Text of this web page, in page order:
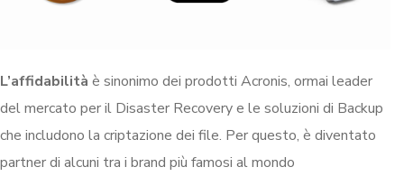
L’affidabilità è sinonimo dei prodotti Acronis, ormai leader
del mercato per il Disaster Recovery e le soluzioni di Backup
che includono la criptazione dei file. Per questo, è diventato
partner di alcuni tra i brand più famosi al mondo